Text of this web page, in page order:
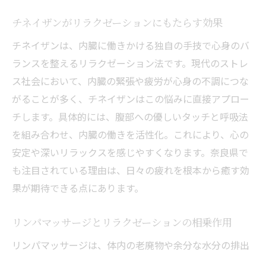
チネイザンがリラクゼーションにもたらす効果
チネイザンは、内臓に働きかける独自の手技で心身のバ
ランスを整えるリラクゼーション法です。現代のストレ
ス社会において、内臓の緊張や疲労が心身の不調につな
がることが多く、チネイザンはこの悩みに直接アプロー
チします。具体的には、腹部への優しいタッチと呼吸法
を組み合わせ、内臓の働きを活性化。これにより、心の
安定や深いリラックスを感じやすくなります。奈良県で
も注目されている理由は、日々の疲れを根本から癒す効
果が期待できる点にあります。
リンパマッサージとリラクゼーションの相乗作用
リンパマッサージは、体内の老廃物や余分な水分の排出